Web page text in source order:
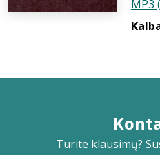
MP3
Turite klausimų?